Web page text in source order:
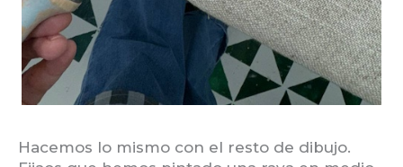
Hacemos lo mismo con el resto de dibujo.